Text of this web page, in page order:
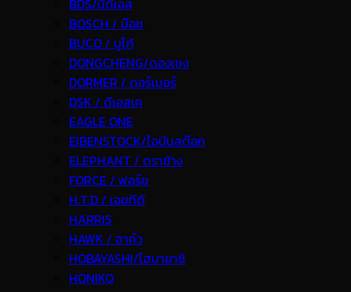
BDS/บีดีเอส
BOSCH / บ๊อช
BUCO / บูโก้
DONGCHENG/ดองเชง
DORMER / ดอร์เมอร์
DSK / ดีเอสเค
EAGLE ONE
EIBENSTOCK/ไอบีนสต๊อก
ELEPHANT / ตราช้าง
FORCE / ฟอร์ช
H.T.D / เอชทีดี
HARRIS
HAWK / ฮาค์ว
HOBAYASHI/โฮบายาชิ
HONIKO